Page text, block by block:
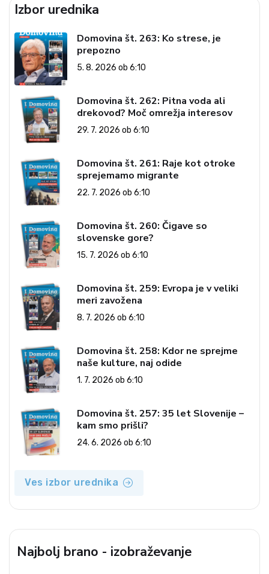
Izbor urednika
Domovina št. 263: Ko strese, je
prepozno
5. 8. 2026 ob 6:10
Domovina št. 262: Pitna voda ali
drekovod? Moč omrežja interesov
29. 7. 2026 ob 6:10
Domovina št. 261: Raje kot otroke
sprejemamo migrante
22. 7. 2026 ob 6:10
Domovina št. 260: Čigave so
slovenske gore?
15. 7. 2026 ob 6:10
Domovina št. 259: Evropa je v veliki
meri zavožena
8. 7. 2026 ob 6:10
Domovina št. 258: Kdor ne sprejme
naše kulture, naj odide
1. 7. 2026 ob 6:10
Domovina št. 257: 35 let Slovenije –
kam smo prišli?
24. 6. 2026 ob 6:10
Ves izbor urednika
Najbolj brano - izobraževanje